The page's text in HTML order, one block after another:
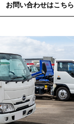
お問い合わせはこちら